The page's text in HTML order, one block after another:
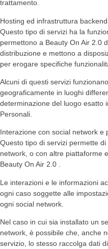
trattamento.
Hosting ed infrastruttura backend
Questo tipo di servizi ha la
permettono a Beauty On Air 2.0
distribuzione e mettono a
per erogare specifiche
Alcuni di questi servizi
geograficamente in luoghi
determinazione del luogo esatto
Personali.
Interazione con social network e
Questo tipo di servizi permette
network, o con altre piattaforme
Beauty On Air 2.0 .
Le interazioni e le informazioni
ogni caso soggette alle
ogni social network.
Nel caso in cui sia installato un
network, è possibile che, anche
servizio, lo stesso raccolga dati